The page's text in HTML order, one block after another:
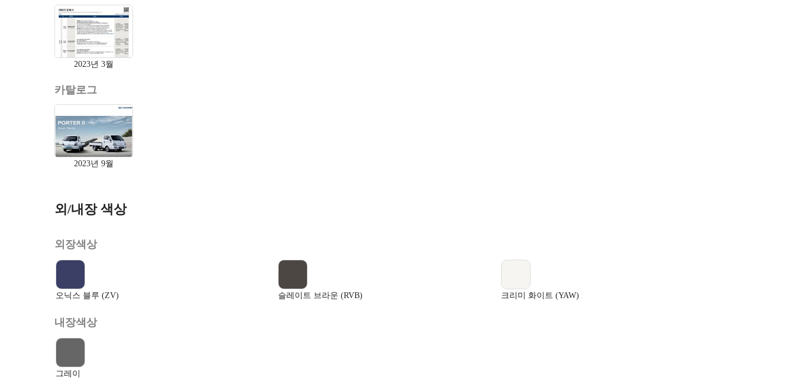
2023년 3월
카탈로그
2023년 9월
외/내장 색상
외장색상
오닉스 블루 (ZV) 슬레이트 브라운 (RVB) 크리미 화이트 (YAW)
내장색상
그레이